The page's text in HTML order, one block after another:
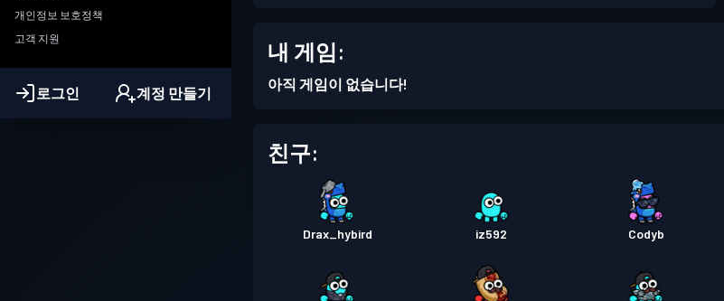
개인정보 보호정책
고객 지원
로그인 계정 만들기
내 게임:
아직 게임이 없습니다!
친구:
Drax_hybird iz592 Codyb